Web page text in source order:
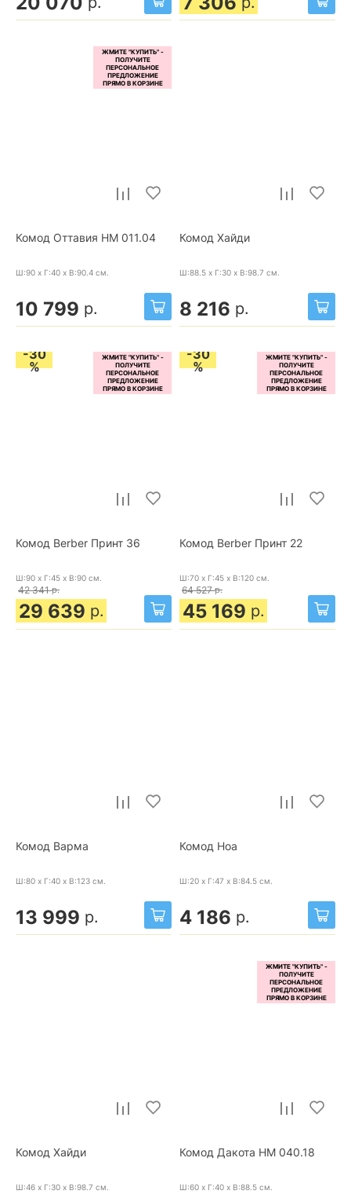
Комод Оттавия НМ 011.04
Ш:90 x Г:40 x В:90.4 см.
10 799 р.
Комод Хайди
Ш:88.5 x Г:30 x В:98.7 см.
8 216 р.
-30
%
Комод Berber Принт 36
Ш:90 x Г:45 x В:90 см.
42 341 р.
29 639 р.
-30
%
Комод Berber Принт 22
Ш:70 x Г:45 x В:120 см.
64 527 р.
45 169 р.
Комод Варма
Ш:80 x Г:40 x В:123 см.
13 999 р.
Комод Ноа
Ш:20 x Г:47 x В:84.5 см.
4 186 р.
Комод Хайди
Ш:46 x Г:30 x В:98.7 см.
Комод Дакота НМ 040.18
Ш:60 x Г:40 x В:88.5 см.